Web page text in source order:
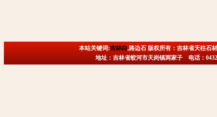
本站关键词:吉林白,路边石 版权所有：吉林省天柱石
地址：吉林省蛟河市天岗镇两家子 电话：